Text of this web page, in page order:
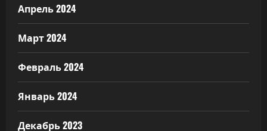
Апрель 2024
Март 2024
Февраль 2024
Январь 2024
Декабрь 2023